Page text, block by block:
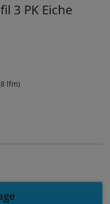
3 PK Eiche
lfm)